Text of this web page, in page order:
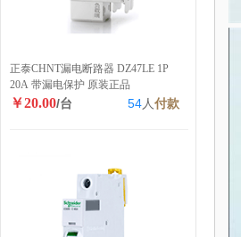
正泰CHNT漏电断路器 DZ47LE 1P
20A 带漏电保护 原装正品
￥20.00/台 54人付款